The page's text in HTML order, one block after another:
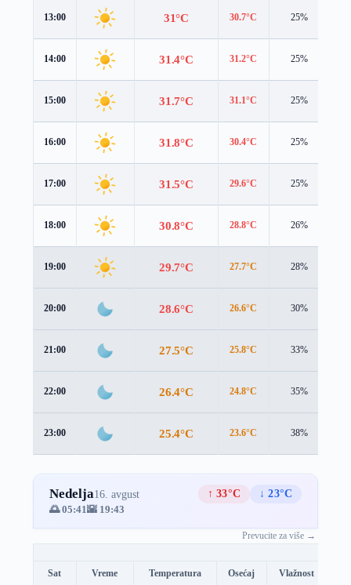
13:00 31°C 30.7°C 25%
14:00 31.4°C 31.2°C 25%
15:00 31.7°C 31.1°C 25%
16:00 31.8°C 30.4°C 25%
17:00 31.5°C 29.6°C 25%
18:00 30.8°C 28.8°C 26%
19:00 29.7°C 27.7°C 28%
20:00 28.6°C 26.6°C 30%
21:00 27.5°C 25.8°C 33%
22:00 26.4°C 24.8°C 35%
23:00 25.4°C 23.6°C 38%
Nedelja16. avgust ↑ 33°C
↓ 23°C
🌅 05:41🌇 19:43
Prevucite za više →
Sat Vreme Temperatura Osećaj Vlažnost